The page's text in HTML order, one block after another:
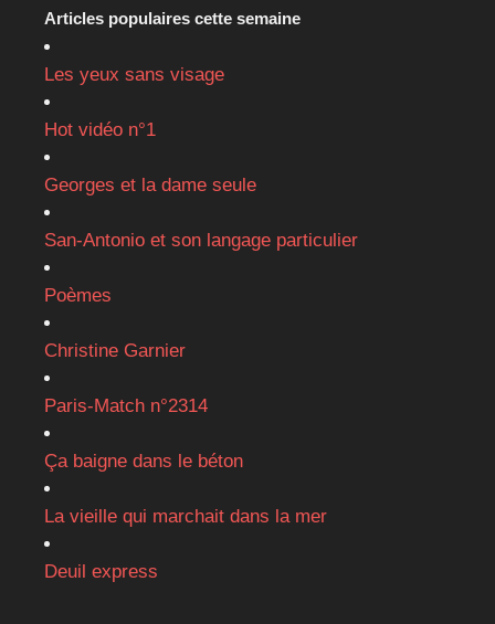
Articles populaires cette semaine
Les yeux sans visage
Hot vidéo n°1
Georges et la dame seule
San-Antonio et son langage particulier
Poèmes
Christine Garnier
Paris-Match n°2314
Ça baigne dans le béton
La vieille qui marchait dans la mer
Deuil express